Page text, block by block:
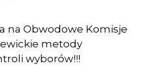
na Obwodowe Komisje
metody
wyborów!!!